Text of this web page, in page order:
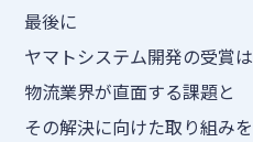
最後に
ヤマトシステム開発の受賞は
物流業界が直面する課題と
その解決に向けた取り組みを